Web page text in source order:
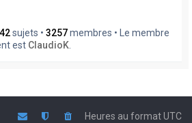
sujets • 3257membres • Le membre
est ClaudioK
Heures au formatUTC